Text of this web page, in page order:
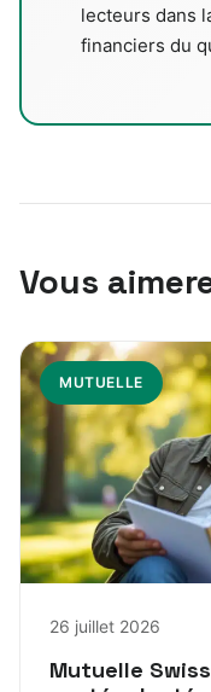
lecteurs dans
financiers du
Vous
MUTUELLE
26 juillet 2026
Mutuelle